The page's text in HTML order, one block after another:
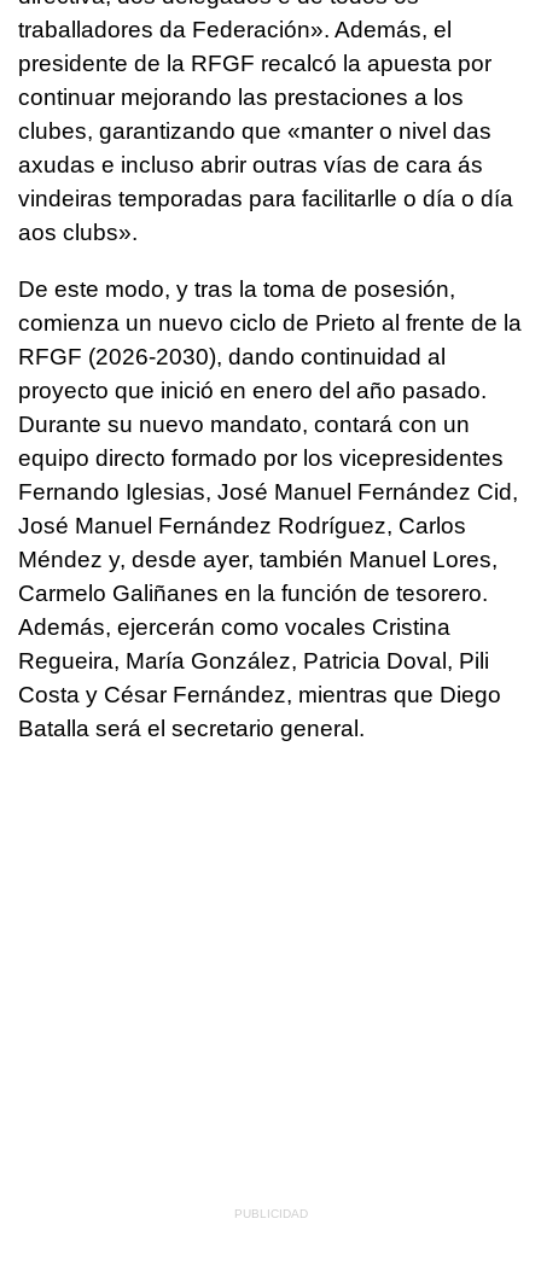
traballadores da Federación». Además, el
presidente de la RFGF recalcó la apuesta por
continuar mejorando las prestaciones a los
clubes, garantizando que «manter o nivel das
axudas e incluso abrir outras vías de cara ás
vindeiras temporadas para facilitarlle o día o día
aos clubs».
De este modo, y tras la toma de posesión,
comienza un nuevo ciclo de Prieto al frente de la
RFGF (2026-2030), dando continuidad al
proyecto que inició en enero del año pasado.
Durante su nuevo mandato, contará con un
equipo directo formado por los vicepresidentes
Fernando Iglesias, José Manuel Fernández Cid,
José Manuel Fernández Rodríguez, Carlos
Méndez y, desde ayer, también Manuel Lores,
Carmelo Galiñanes en la función de tesorero.
Además, ejercerán como vocales Cristina
Regueira, María González, Patricia Doval, Pili
Costa y César Fernández, mientras que Diego
Batalla será el secretario general.